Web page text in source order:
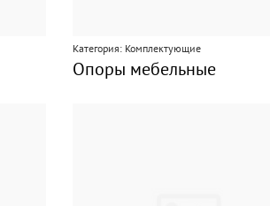
Категория: Комплектующие
Опоры мебельные